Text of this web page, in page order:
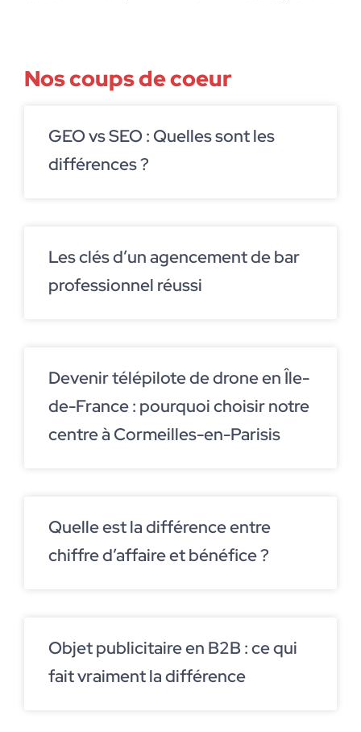
Nos coups de coeur
GEO vs SEO : Quelles sont les
différences ?
Les clés d’un agencement de bar
professionnel réussi
Devenir télépilote de drone en Île-
de-France : pourquoi choisir notre
centre à Cormeilles-en-Parisis
Quelle est la différence entre
chiffre d’affaire et bénéfice ?
Objet publicitaire en B2B : ce qui
fait vraiment la différence